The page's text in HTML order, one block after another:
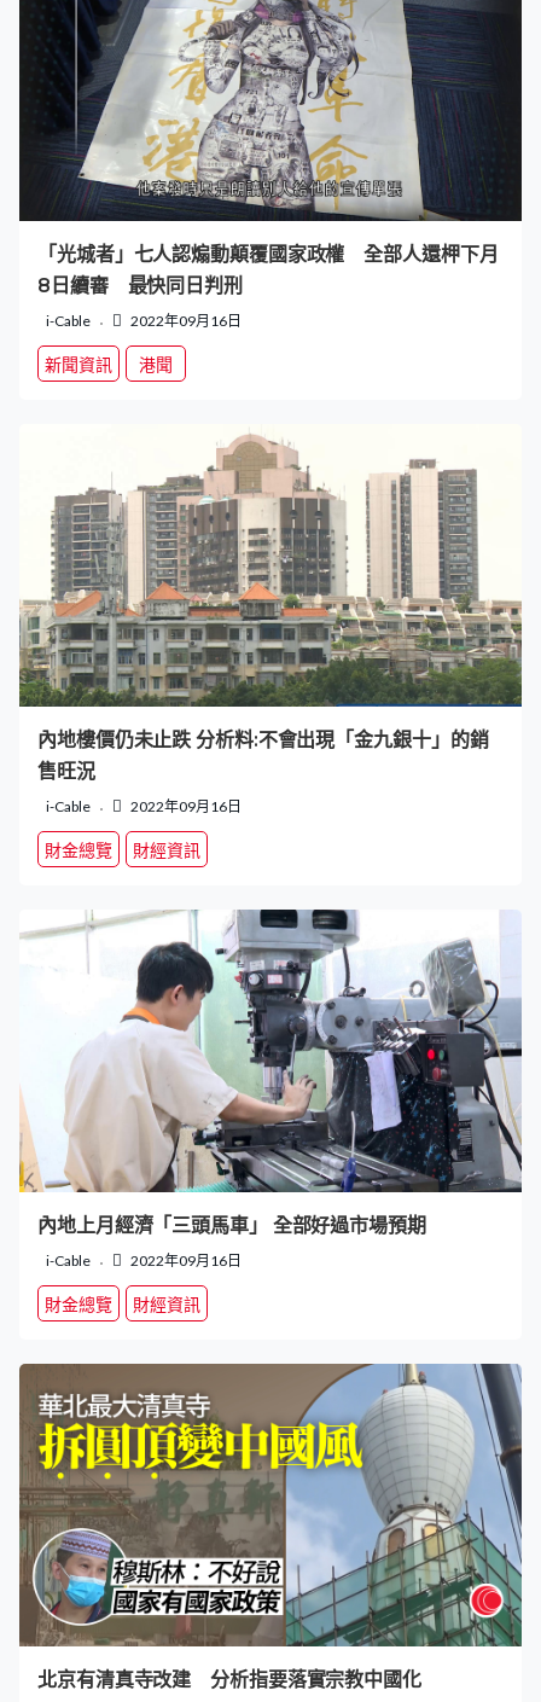
「光城者」七人認煽動顛覆國家政權 全部人還柙下月
8日續審 最快同日判刑
i-Cable 2022年09月16日
新聞資訊 港聞
內地樓價仍未止跌 分析料:不會出現「金九銀十」的銷
售旺況
i-Cable 2022年09月16日
財金總覽 財經資訊
內地上月經濟「三頭馬車」 全部好過市場預期
i-Cable 2022年09月16日
財金總覽 財經資訊
北京有清真寺改建 分析指要落實宗教中國化